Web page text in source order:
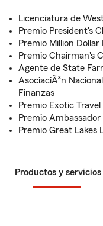
Licenciatura de
Premio President's
Premio Million Dollar
Premio Chairman's
Agente de State
AsociaciÃ³n
Finanzas
Premio Exotic Travel
Premio Ambassador
Premio Great Lakes
Productos y servicios